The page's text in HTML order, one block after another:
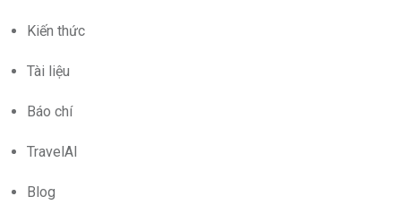
Kiến thức
Tài liệu
Báo chí
TravelAI
Blog